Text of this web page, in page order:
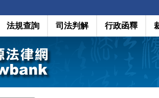
法規查詢 司法判解 行政函釋